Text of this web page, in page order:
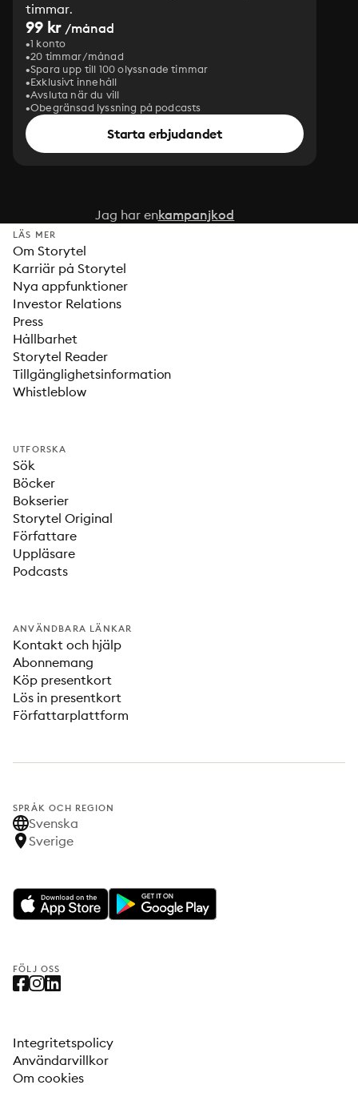
timmar.
99 kr /månad
1 konto
20 timmar/månad
Spara upp till 100 olyssnade timmar
Exklusivt innehåll
Avsluta när du vill
Obegränsad lyssning på podcasts
Starta erbjudandet
Jag har enkampanjkod
LÄS MER
Om Storytel
Karriär på Storytel
Nya appfunktioner
Investor Relations
Press
Hållbarhet
Storytel Reader
Tillgänglighetsinformation
Whistleblow
UTFORSKA
Sök
Böcker
Bokserier
Storytel Original
Författare
Uppläsare
Podcasts
ANVÄNDBARA LÄNKAR
Kontakt och hjälp
Abonnemang
Köp presentkort
Lös in presentkort
Författarplattform
SPRÅK OCH REGION
Svenska
Sverige
FÖLJ OSS
Integritetspolicy
Användarvillkor
Om cookies